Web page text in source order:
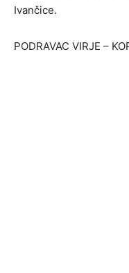
Ivančice.
PODRAVAC VIRJE –